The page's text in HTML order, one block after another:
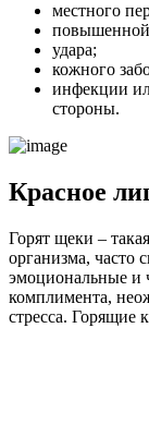
местного
повышенной
удара;
кожного
инфекции
стороны.
Красное
Горят щеки –
организма, часто
эмоциональные и
комплимента,
стресса. Горящие